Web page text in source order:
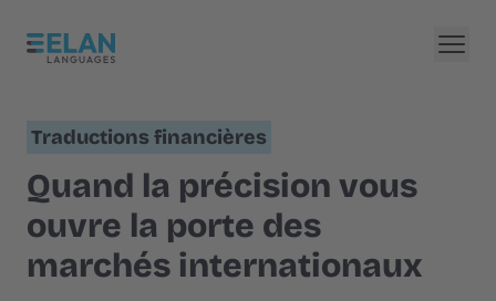
Traductions financières
Quand la précision vous
ouvre la porte des
marchés internationaux